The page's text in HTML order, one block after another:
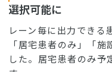
選択可能に
レーン毎に出力できる
「居宅患者のみ」「
した。居宅患者のみ予